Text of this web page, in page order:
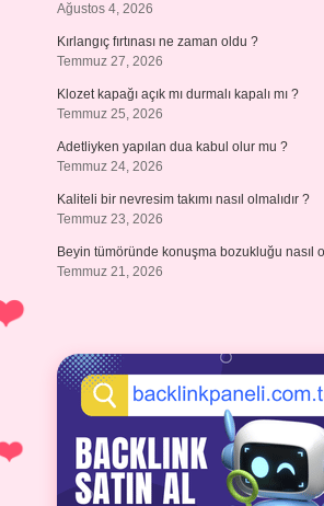
Ağustos 4, 2026
Kırlangıç fırtınası ne zaman oldu ?
Temmuz 27, 2026
Klozet kapağı açık mı durmalı kapalı mı ?
Temmuz 25, 2026
Adetliyken yapılan dua kabul olur mu ?
Temmuz 24, 2026
Kaliteli bir nevresim takımı nasıl olmalıdır ?
Temmuz 23, 2026
Beyin tümöründe konuşma bozukluğu nasıl
Temmuz 21, 2026